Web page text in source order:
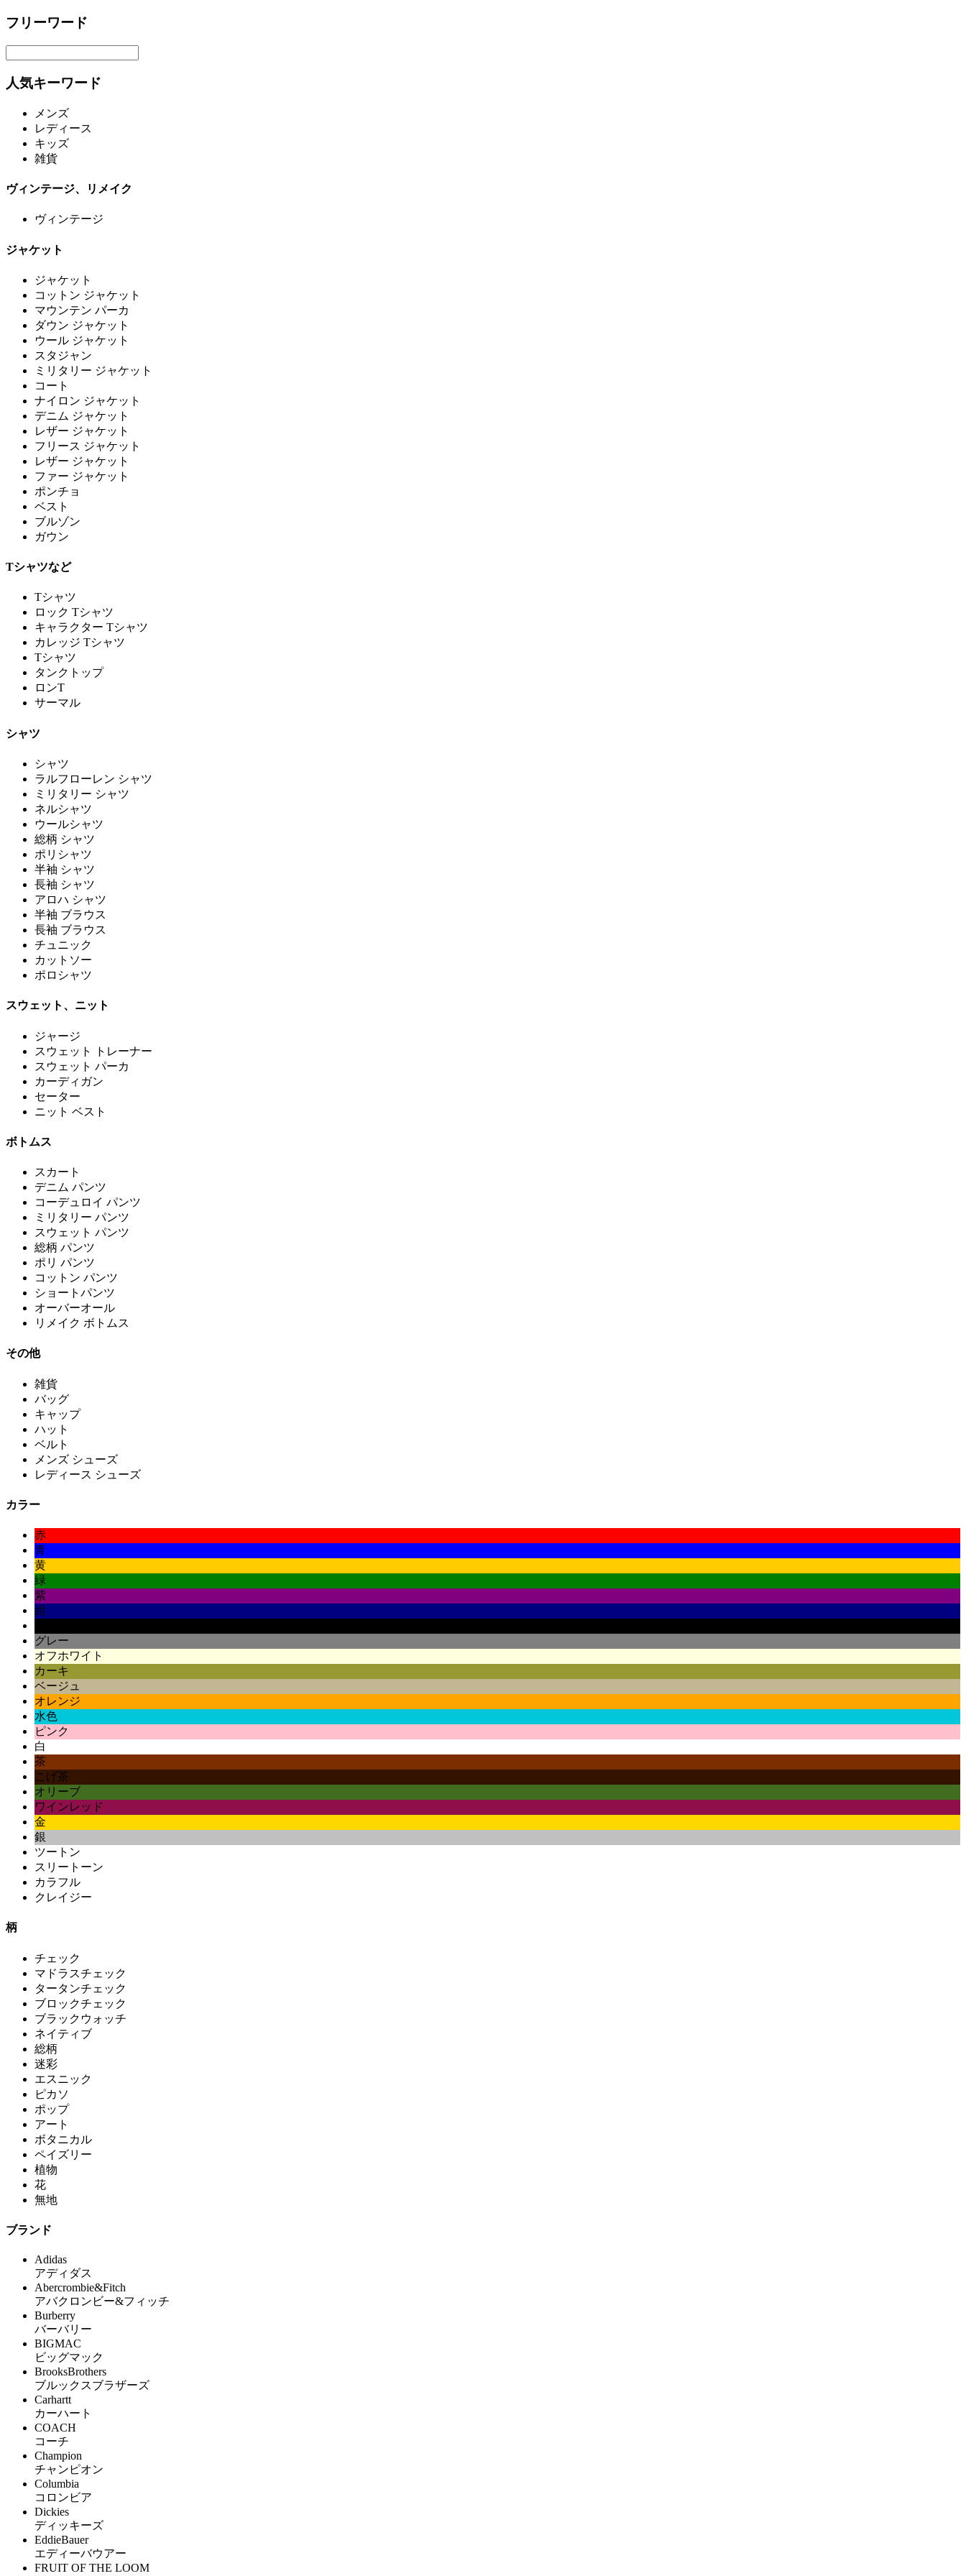
フリーワード
人気キーワード
メンズ
レディース
キッズ
雑貨
ヴィンテージ、リメイク
ヴィンテージ
ジャケット
ジャケット
コットン ジャケット
マウンテン パーカ
ダウン ジャケット
ウール ジャケット
スタジャン
ミリタリー ジャケット
コート
ナイロン ジャケット
デニム ジャケット
レザー ジャケット
フリース ジャケット
レザー ジャケット
ファー ジャケット
ポンチョ
ベスト
ブルゾン
ガウン
Tシャツなど
Tシャツ
ロック Tシャツ
キャラクター Tシャツ
カレッジ Tシャツ
Tシャツ
タンクトップ
ロンT
サーマル
シャツ
シャツ
ラルフローレン シャツ
ミリタリー シャツ
ネルシャツ
ウールシャツ
総柄 シャツ
ポリシャツ
半袖 シャツ
長袖 シャツ
アロハ シャツ
半袖 ブラウス
長袖 ブラウス
チュニック
カットソー
ポロシャツ
スウェット、ニット
ジャージ
スウェット トレーナー
スウェット パーカ
カーディガン
セーター
ニット ベスト
ボトムス
スカート
デニム パンツ
コーデュロイ パンツ
ミリタリー パンツ
スウェット パンツ
総柄 パンツ
ポリ パンツ
コットン パンツ
ショートパンツ
オーバーオール
リメイク ボトムス
その他
雑貨
バッグ
キャップ
ハット
ベルト
メンズ シューズ
レディース シューズ
カラー
赤
青
黄
緑
紫
紺
グレー
オフホワイト
カーキ
ベージュ
オレンジ
水色
ピンク
白
茶
こげ茶
オリーブ
ワインレッド
金
銀
ツートン
スリートーン
カラフル
クレイジー
柄
チェック
マドラスチェック
タータンチェック
ブロックチェック
ブラックウォッチ
ネイティブ
総柄
迷彩
エスニック
ピカソ
ポップ
アート
ボタニカル
ペイズリー
植物
花
無地
ブランド
Adidas
アディダス
Abercrombie&Fitch
アバクロンビー&フィッチ
Burberry
バーバリー
BIGMAC
ビッグマック
BrooksBrothers
ブルックスブラザーズ
Carhartt
カーハート
COACH
コーチ
Champion
チャンピオン
Columbia
コロンビア
Dickies
ディッキーズ
EddieBauer
エディーバウアー
FRUIT OF THE LOOM